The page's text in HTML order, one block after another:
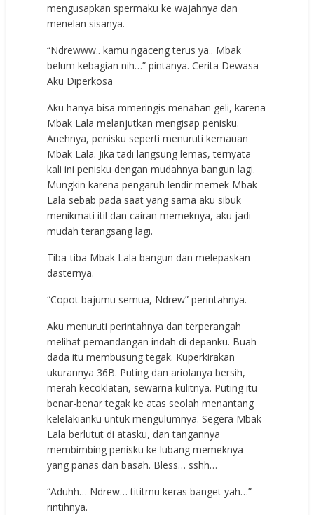
mengusapkan spermaku ke wajahnya dan
menelan sisanya.
“Ndrewww.. kamu ngaceng terus ya.. Mbak
belum kebagian nih…” pintanya. Cerita Dewasa
Aku Diperkosa
Aku hanya bisa mmeringis menahan geli, karena
Mbak Lala melanjutkan mengisap penisku.
Anehnya, penisku seperti menuruti kemauan
Mbak Lala. Jika tadi langsung lemas, ternyata
kali ini penisku dengan mudahnya bangun lagi.
Mungkin karena pengaruh lendir memek Mbak
Lala sebab pada saat yang sama aku sibuk
menikmati itil dan cairan memeknya, aku jadi
mudah terangsang lagi.
Tiba-tiba Mbak Lala bangun dan melepaskan
dasternya.
“Copot bajumu semua, Ndrew” perintahnya.
Aku menuruti perintahnya dan terperangah
melihat pemandangan indah di depanku. Buah
dada itu membusung tegak. Kuperkirakan
ukurannya 36B. Puting dan ariolanya bersih,
merah kecoklatan, sewarna kulitnya. Puting itu
benar-benar tegak ke atas seolah menantang
kelelakianku untuk mengulumnya. Segera Mbak
Lala berlutut di atasku, dan tangannya
membimbing penisku ke lubang memeknya
yang panas dan basah. Bless… sshh…
“Aduhh… Ndrew… tititmu keras banget yah…”
rintihnya.